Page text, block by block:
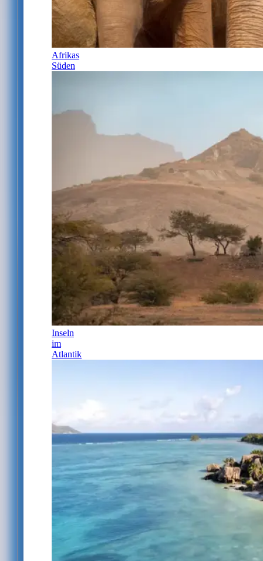
Afrikas
Süden
Inseln
im
Atlantik